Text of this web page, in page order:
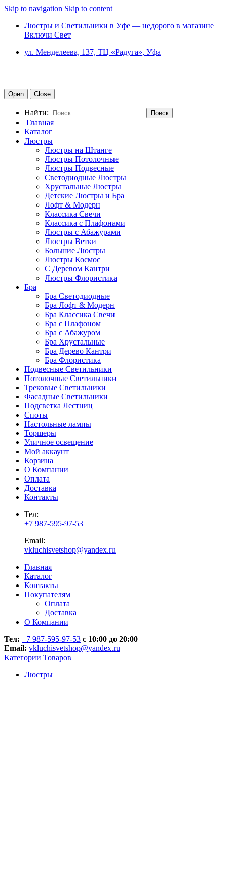
Skip to navigation Skip to content
Люстры и Светильники в Уфе — недорого в магазине
Включи Свет
ул. Менделеева, 137, ТЦ «Радуга», Уфа
Open Close
Найти:
Главная
Каталог
Люстры
Люстры на Штанге
Люстры Потолочные
Люстры Подвесные
Светодиодные Люстры
Хрустальные Люстры
Детские Люстры и Бра
Лофт & Модерн
Классика Свечи
Классика с Плафонами
Люстры с Абажурами
Люстры Ветки
Большие Люстры
Люстры Космос
С Деревом Кантри
Люстры Флористика
Бра
Бра Светодиодные
Бра Лофт & Модерн
Бра Классика Свечи
Бра с Плафоном
Бра с Абажуром
Бра Хрустальные
Бра Дерево Кантри
Бра Флористика
Подвесные Светильники
Потолочные Светильники
Трековые Светильники
Фасадные Светильники
Подсветка Лестниц
Споты
Настольные лампы
Торшеры
Уличное освещение
Мой аккаунт
Корзина
О Компании
Оплата
Доставка
Контакты
Тел:
+7 987-595-97-53
Email:
vkluchisvetshop@yandex.ru
Главная
Каталог
Контакты
Покупателям
Оплата
Доставка
О Компании
Тел: +7 987-595-97-53 с 10:00 до 20:00
Email: vkluchisvetshop@yandex.ru
Категории Товаров
Люстры